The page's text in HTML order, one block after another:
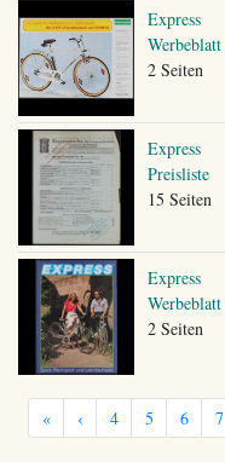
Express
Werbeblatt
2 Seiten
Express
Preisliste
15 Seiten
Express
Werbeblatt
2 Seiten
« ‹ 4 5 6 7